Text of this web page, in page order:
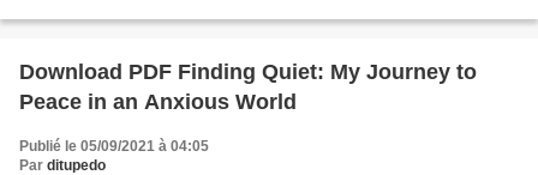
Download PDF Finding Quiet: My Journey to
Peace in an Anxious World
Publié le 05/09/2021 à 04:05
Par ditupedo